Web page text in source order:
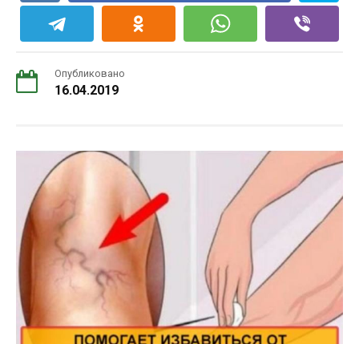
Опубликовано
16.04.2019